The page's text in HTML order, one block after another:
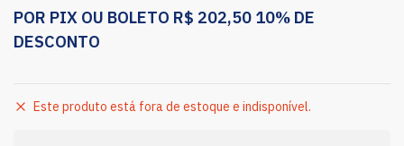
POR PIX OU BOLETO R$ 202,50 10% DE
DESCONTO
Este produto está fora de estoque e indisponível.